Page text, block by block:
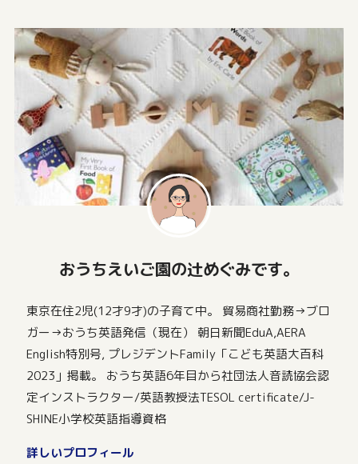
おうちえいご園の辻めぐみです。
東京在住2児(12才9才)の子育て中。 貿易商社勤務→ブロ
ガー→おうち英語発信（現在） 朝日新聞EduA,AERA
English特別号, プレジデントFamily「こども英語大百科
2023」掲載。 おうち英語6年目から社団法人音読協会認
定インストラクター/英語教授法TESOL certificate/J-
SHINE小学校英語指導資格
詳しいプロフィール